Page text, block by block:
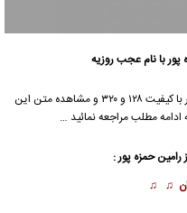
پور با نام عجب روزیه
جهت دانلود آهنگ عجب روزیه از رامین حمزه پور با کیفیت ۱۲۸ و ۳۲۰ و مشاهده متن این
مطلب مراجعه نمائید …
حمزه پور :
♫ ♫